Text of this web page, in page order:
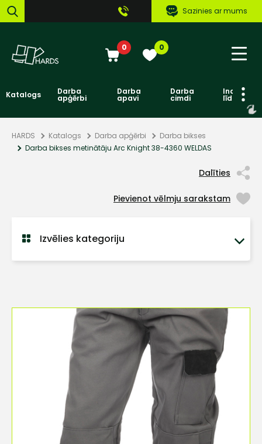
Sazinies ar mums
0 0
Katalogs Darba
apģērbi
Darba
apavi
Darba
cimdi līdzekļi
HARDS Katalogs Darba apģērbi
Darba bikses
Darba bikses metinātāju Arc Knight 38-4360 WELDAS
Dalīties
Pievienot vēlmju sarakstam
Izvēlies kategoriju